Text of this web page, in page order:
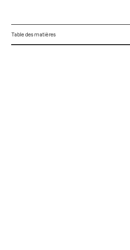
Table des matières